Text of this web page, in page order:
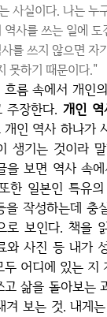
사실이다. 나는 누
역사를 쓰는 일에
를 쓰지 않으면 자
못하기 때문이다."
주장한다.개인
개인 역사 하나가
생기는 것이라
을 보면 역사 속
한 일본인 특유
을 작성하는데 충
로 보인다. 책을
와 사진 등 내가
어디에 있는 지
겨 보는 것. 내게